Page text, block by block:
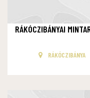
RÁKÓCZIBÁNYAI
RÁKÓCZIBÁNYA